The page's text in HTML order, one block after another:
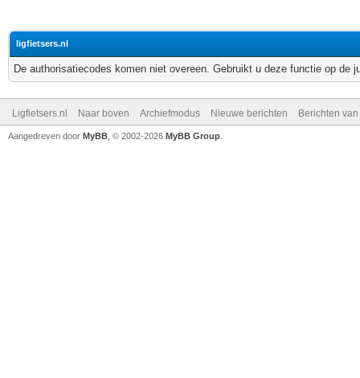
ligfietsers.nl
De authorisatiecodes komen niet overeen. Gebruikt u deze functie op de
Ligfietsers.nl Naar boven Archiefmodus Nieuwe berichten Berichten
Aangedreven door MyBB , © 2002-2026 MyBB Group